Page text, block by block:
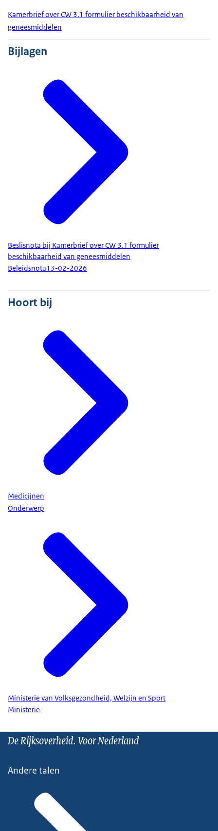
Kamerbrief over CW 3.1 formulier beschikbaarheid van
geneesmiddelen
Bijlagen
Beslisnota bij Kamerbrief over CW 3.1 formulier
beschikbaarheid van geneesmiddelen
Beleidsnota13-02-2026
Hoort bij
Medicijnen
Onderwerp
Ministerie van Volksgezondheid, Welzijn en Sport
Ministerie
De Rijksoverheid. Voor Nederland
Andere talen